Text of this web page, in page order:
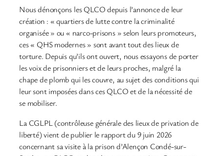
Nous dénonçons les QLCO depuis l’annonce de leur
création : « quartiers de lutte contre la criminalité
organisée » ou « narco-prisons » selon leurs promoteurs,
ces « QHS modernes » sont avant tout des lieux de
torture. Depuis qu’ils ont ouvert, nous essayons de porter
les voix de prisonniers et de leurs proches, malgré la
chape de plomb qui les couvre, au sujet des conditions qui
leur sont imposées dans ces QLCO et de la nécessité de
se mobiliser.
La CGLPL (contrôleuse générale des lieux de privation de
liberté) vient de publier le rapport du 9 juin 2026
concernant sa visite à la prison d’Alençon Condé-sur-